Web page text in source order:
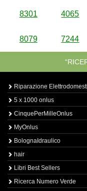
8301 4065
8079 7244
Riparazione
5 x 1000 onlus
CinquePerMilleOnlus
MyOnlus
BolognaIdraulico
hair
Libri Best Sellers
Ricerca Numero Verde